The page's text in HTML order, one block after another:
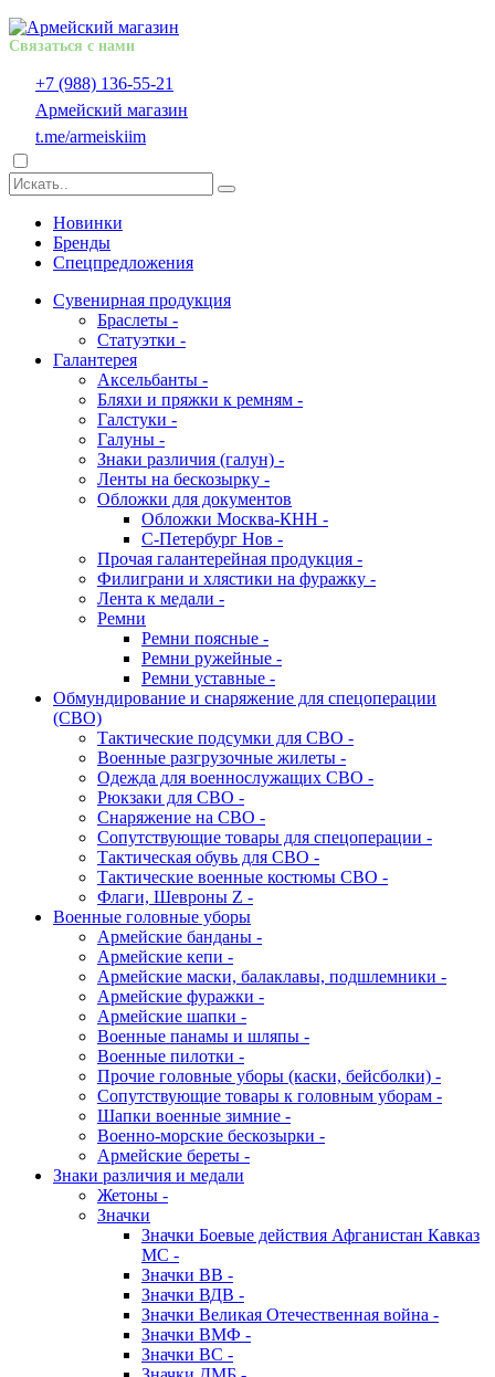
Связаться с нами
+7 (988) 136-55-21
Армейский магазин
t.me/armeiskiim
Новинки
Бренды
Спецпредложения
Сувенирная продукция
Браслеты -
Статуэтки -
Галантерея
Аксельбанты -
Бляхи и пряжки к ремням -
Галстуки -
Галуны -
Знаки различия (галун) -
Ленты на бескозырку -
Обложки для документов
Обложки Москва-КНН -
С-Петербург Нов -
Прочая галантерейная продукция -
Филиграни и хлястики на фуражку -
Лента к медали -
Ремни
Ремни поясные -
Ремни ружейные -
Ремни уставные -
Обмундирование и снаряжение для спецоперации
(СВО)
Тактические подсумки для СВО -
Военные разгрузочные жилеты -
Одежда для военнослужащих СВО -
Рюкзаки для СВО -
Снаряжение на СВО -
Сопутствующие товары для спецоперации -
Тактическая обувь для СВО -
Тактические военные костюмы СВО -
Флаги, Шевроны Z -
Военные головные уборы
Армейские банданы -
Армейские кепи -
Армейские маски, балаклавы, подшлемники -
Армейские фуражки -
Армейские шапки -
Военные панамы и шляпы -
Военные пилотки -
Прочие головные уборы (каски, бейсболки) -
Сопутствующие товары к головным уборам -
Шапки военные зимние -
Военно-морские бескозырки -
Армейские береты -
Знаки различия и медали
Жетоны -
Значки
Значки Боевые действия Афганистан Кавказ
МС -
Значки ВВ -
Значки ВДВ -
Значки Великая Отечественная война -
Значки ВМФ -
Значки ВС -